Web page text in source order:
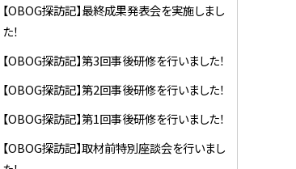
【OBOG探訪記】最終成果発表会を実施しまし
た！
【OBOG探訪記】第3回事後研修を行いました！
【OBOG探訪記】第2回事後研修を行いました！
【OBOG探訪記】第1回事後研修を行いました！
【OBOG探訪記】取材前特別座談会を行いまし